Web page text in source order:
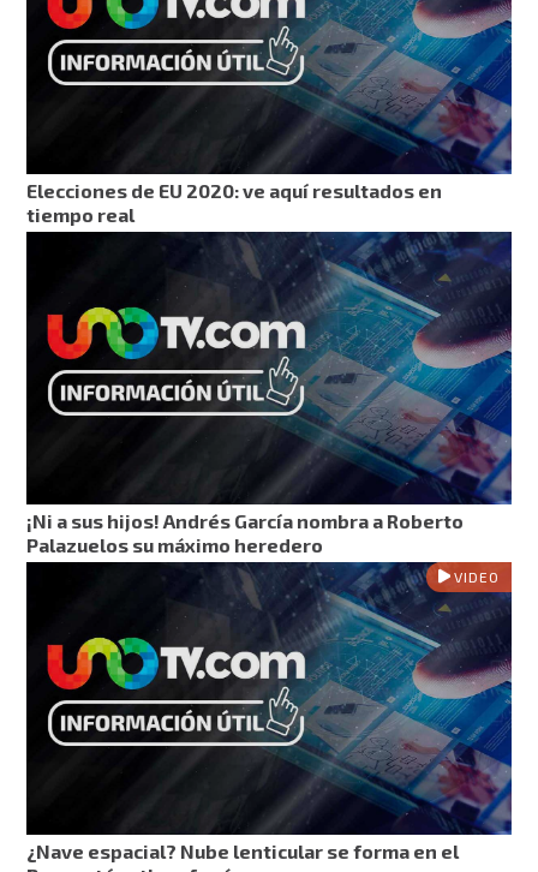
Elecciones de EU 2020: ve aquí resultados en
tiempo real
¡Ni a sus hijos! Andrés García nombra a Roberto
Palazuelos su máximo heredero
VIDEO
¿Nave espacial? Nube lenticular se forma en el